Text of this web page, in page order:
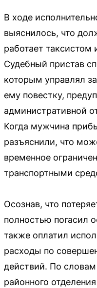
В ходе
выяснилось, что
работает
Судебный пристав
которым управлял
ему повестку,
административной
Когда мужчина
разъяснили, что
временное
транспортными
Осознав, что
полностью погасил
также оплатил
расходы по
действий. По словам
районного